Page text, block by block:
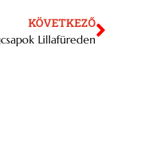
KÖVETKEZŐ
Lillafüreden